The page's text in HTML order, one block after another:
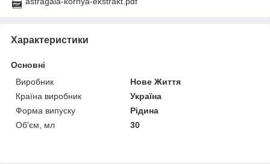
Характеристики
Основні
Виробник
Нове Життя
Країна виробник
Україна
Форма випуску
Рідина
Об'єм, мл
30